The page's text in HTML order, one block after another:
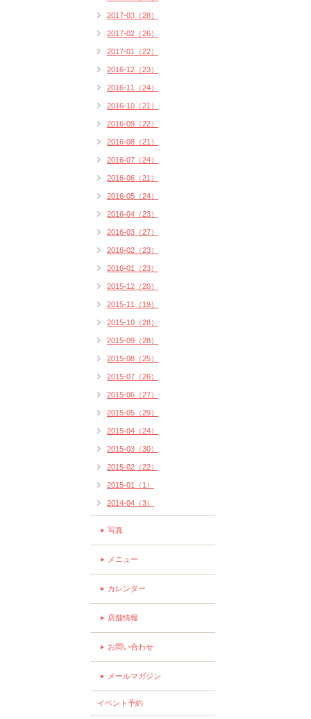
2017-03（28）
2017-02（26）
2017-01（22）
2016-12（23）
2016-11（24）
2016-10（21）
2016-09（22）
2016-08（21）
2016-07（24）
2016-06（21）
2016-05（24）
2016-04（23）
2016-03（27）
2016-02（23）
2016-01（23）
2015-12（20）
2015-11（19）
2015-10（28）
2015-09（28）
2015-08（25）
2015-07（26）
2015-06（27）
2015-05（29）
2015-04（24）
2015-03（30）
2015-02（22）
2015-01（1）
2014-04（3）
写真
メニュー
カレンダー
店舗情報
お問い合わせ
メールマガジン
イベント予約